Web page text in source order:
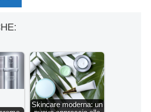
Skincare moderna: un